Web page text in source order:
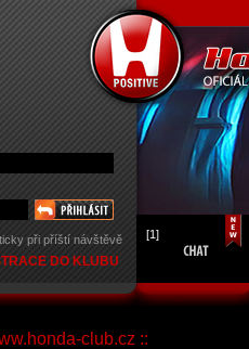
při příští návštěvě
DO KLUBU
[1]
club.cz ::